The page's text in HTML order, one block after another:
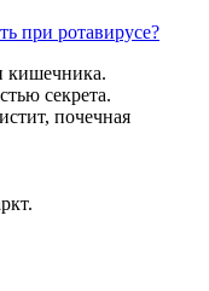
при ротавирусе?
кишечника.
секрета.
почечная